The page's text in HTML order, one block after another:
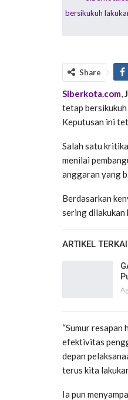
Share
Siberkota.com,
tetap bersikukuh
Keputusan ini
Salah satu
menilai
anggaran yang
Berdasarkan
sering
ARTIKEL
“Sumur
efektivitas
depan
terus kita
Ia pun